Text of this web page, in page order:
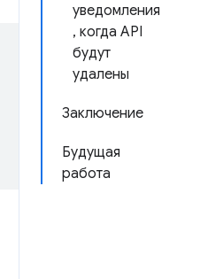
уведомления
, когда API
будут
удалены
Заключение
Будущая
работа